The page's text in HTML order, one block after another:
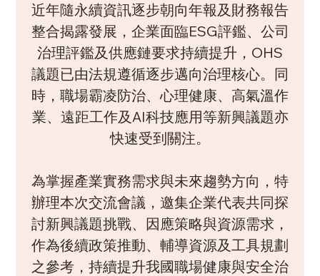
近年隨永續資訊逐步朝向年報及財務報告
整合揭露發展，企業面臨ESG評鑑、公司
治理評鑑及供應鏈要求持續提升，OHS
議題已由法規遵循逐步邁向治理核心。同
時，職場霸凌防治、心理健康、高氣溫作
業、遠距工作及AI科技應用等新興議題亦
快速受到關注。
為掌握產業實務需求與未來趨勢方向，特
辦理本次交流會議，邀集企業代表共同探
討新興議題挑戰、因應策略與資源需求，
作為後續政策推動、輔導資源及工具規劃
之參考，持續提升我國職場健康與安全治